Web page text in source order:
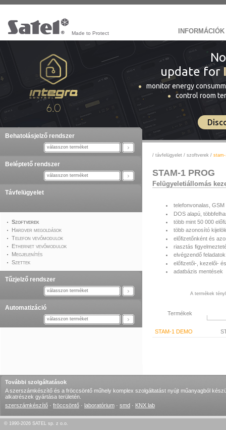
Made to Protect INFORMÁCIÓK
update for
monitor energy
control room
Behatolásjelző rendszer
válasszon terméket
Beléptető rendszer
válasszon terméket
Távfelügyelet
Szoftverek
Hardver megoldások
Telefon vevőmodulok
Ethernet vevőmodulok
Megjelenítés
Szettek
Tűzjelző rendszer
válasszon terméket
Automatizáció
válasszon terméket
/ távfelügyelet / szoftverek /
STAM-1 PROG
Felügyeletiállomás
telefonvonalas,
DOS alapú,
több mint 50 000
több azonosító
előfizetőnként és
riasztás
elvégzendő
előfizetői-, kezelői-
adatbázis mentések
A termékek
Termékek
STAM-1 DEMO
További szolgáltatások
A szerszámkészítő és a fröccsöntő műhely komplex szolgáltatást nyújt műanyagból
alkatrészek gyártása területén.
szerszámkészítő · fröccsöntő · laboratórium · smd · KNX lab
© 1990-2026 SATEL sp. z o.o.